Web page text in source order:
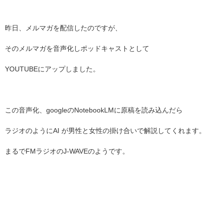
昨日、メルマガを配信したのですが、
そのメルマガを音声化しポッドキャストとして
YOUTUBEにアップしました。
この音声化、googleのNotebookLMに原稿を読み込んだら
ラジオのようにAI が男性と女性の掛け合いで解説してくれます。
まるでFMラジオのJ-WAVEのようです。